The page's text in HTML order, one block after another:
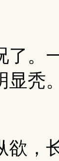
了。
显秃
欲，